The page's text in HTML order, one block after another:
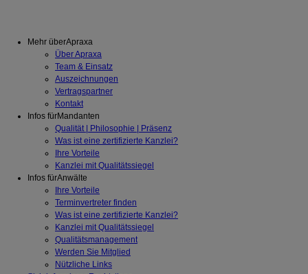
Mehr überApraxa
Über Apraxa
Team & Einsatz
Auszeichnungen
Vertragspartner
Kontakt
Infos fürMandanten
Qualität | Philosophie | Präsenz
Was ist eine zertifizierte Kanzlei?
Ihre Vorteile
Kanzlei mit Qualitätssiegel
Infos fürAnwälte
Ihre Vorteile
Terminvertreter finden
Was ist eine zertifizierte Kanzlei?
Kanzlei mit Qualitätssiegel
Qualitätsmanagement
Werden Sie Mitglied
Nützliche Links